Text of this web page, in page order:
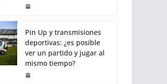
Pin Up y transmisiones
deportivas: ¿es posible
ver un partido y jugar al
mismo tiempo?